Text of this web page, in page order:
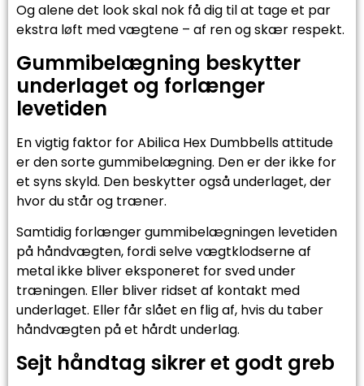
Og alene det look skal nok få dig til at tage et par
ekstra løft med vægtene – af ren og skær respekt.
Gummibelægning beskytter
underlaget og forlænger
levetiden
En vigtig faktor for Abilica Hex Dumbbells attitude
er den sorte gummibelægning. Den er der ikke for
et syns skyld. Den beskytter også underlaget, der
hvor du står og træner.
Samtidig forlænger gummibelægningen levetiden
på håndvægten, fordi selve vægtklodserne af
metal ikke bliver eksponeret for sved under
træningen. Eller bliver ridset af kontakt med
underlaget. Eller får slået en flig af, hvis du taber
håndvægten på et hårdt underlag.
Sejt håndtag sikrer et godt greb